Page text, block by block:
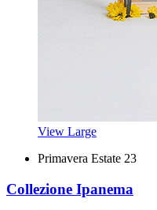
View Large
Primavera Estate 23
Collezione Ipanema